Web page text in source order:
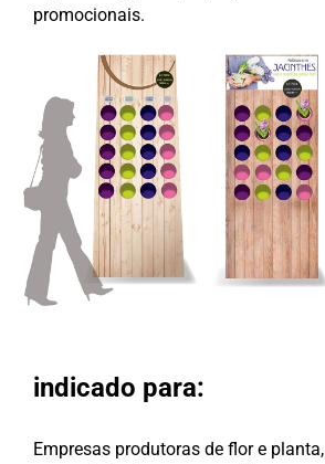
promocionais.
indicado para:
Empresas produtoras de flor e planta,